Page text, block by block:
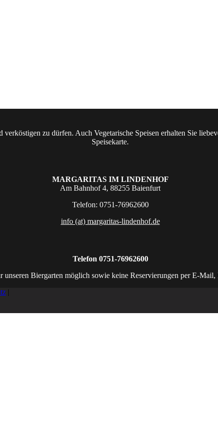
zu dürfen. Auch Vegetarische Speisen erhalten Sie
Speisekarte.
MARGARITAS IM LINDENHOF
Am Bahnhof 4, 88255 Baienfurt
Telefon: 0751-76962600
info (at) margaritas-lindenhof.de
Telefon 0751-76962600
unseren Biergarten möglich sowie keine Reservierungen per E-Mail,
|